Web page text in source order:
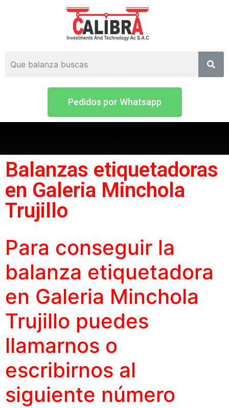
Pedidos por Whatsapp
Balanzas etiquetadoras
en Galeria Minchola
Trujillo
Para conseguir la
balanza etiquetadora
en Galeria Minchola
Trujillo puedes
llamarnos o
escribirnos al
siguiente número